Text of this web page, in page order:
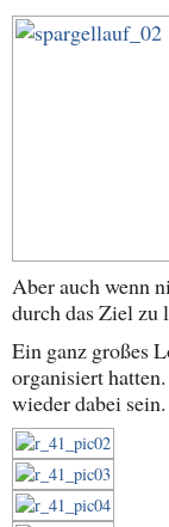
Aber auch wenn
durch das Ziel zu
Ein ganz großes
organisiert
wieder dabei sein.